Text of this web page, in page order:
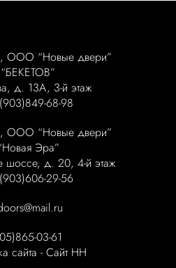
ООО “Новые двери”
д. 13А, 3-й этаж
68-98
ООО “Новые двери”
Эра”
шоссе, д. 20, 4-й этаж
29-56
03-61
сайта -Сайт НН